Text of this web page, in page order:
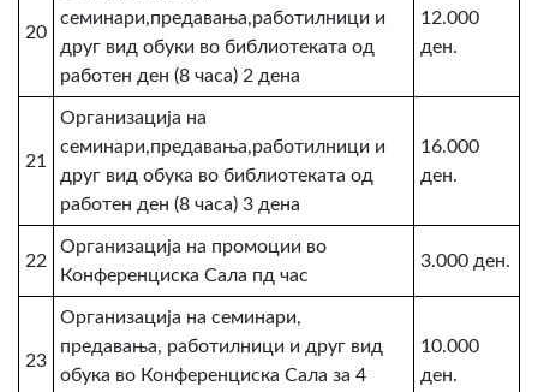
20
семинари,предавања,работилници и
друг вид обуки во библиотеката од
работен ден (8 часа) 2 дена
12.000
ден.
21
Организација на
семинари,предавања,работилници и
друг вид обука во библиотеката од
работен ден (8 часа) 3 дена
16.000
ден.
22
Организација на промоции во
Конференциска Сала пд час
3.000 ден.
23
Организација на семинари,
предавања, работилници и друг вид
обука во Конференциска Сала за 4
10.000
ден.